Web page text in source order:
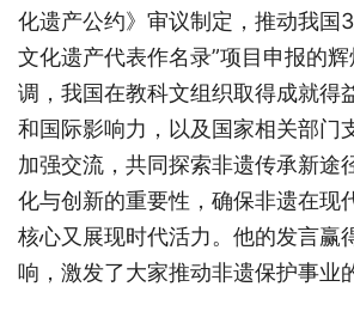
化遗产公约》审议制定，推动我国
文化遗产代表作名录”项目申报的
调，我国在教科文组织取得成就得
和国际影响力，以及国家相关部门
加强交流，共同探索非遗传承新途
化与创新的重要性，确保非遗在现
核心又展现时代活力。他的发言赢
响，激发了大家推动非遗保护事业